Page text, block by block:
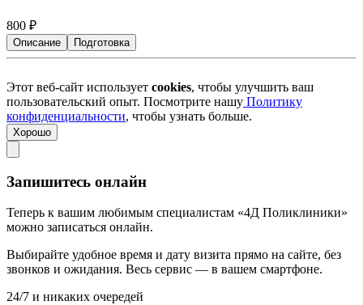
800 ₽
Описание Подготовка
Этот веб-сайт использует cookies, чтобы улучшить ваш
пользовательский опыт. Посмотрите нашу Политику
конфиденциальности, чтобы узнать больше.
Хорошо
Запишитесь онлайн
Теперь к вашим любимым специалистам «4Д Поликлиники»
можно записаться онлайн.
Выбирайте удобное время и дату визита прямо на сайте, без
звонков и ожидания. Весь сервис — в вашем смартфоне.
24/7 и никаких очередей